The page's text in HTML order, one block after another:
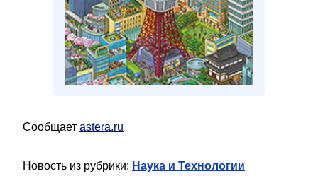
Сообщает astera.ru
Новость из рубрики: Наука и Технологии